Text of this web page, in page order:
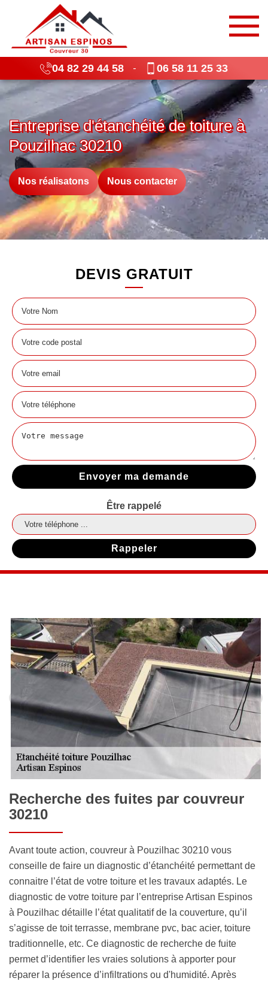
04 82 29 44 58 - 06 58 11 25 33
Entreprise d'étanchéité de toiture à
Pouzilhac 30210
Nos réalisatons Nous contacter
DEVIS GRATUIT
Être rappelé
Recherche des fuites par couvreur
30210
Avant toute action, couvreur à Pouzilhac 30210 vous
conseille de faire un diagnostic d’étanchéité permettant de
connaitre l’état de votre toiture et les travaux adaptés. Le
diagnostic de votre toiture par l’entreprise Artisan Espinos
à Pouzilhac détaille l’état qualitatif de la couverture, qu’il
s’agisse de toit terrasse, membrane pvc, bac acier, toiture
traditionnelle, etc. Ce diagnostic de recherche de fuite
permet d’identifier les vraies solutions à apporter pour
réparer la présence d’infiltrations ou d'humidité. Après